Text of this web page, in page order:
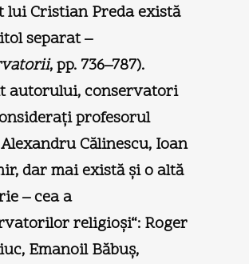
lui Cristian Preda există
separat –
, pp. 736–787).
autorului, conservatori
profesorul
Călinescu, Ioan
dar mai există şi o altă
– cea a
religioşi“: Roger
Emanoil Băbuş,